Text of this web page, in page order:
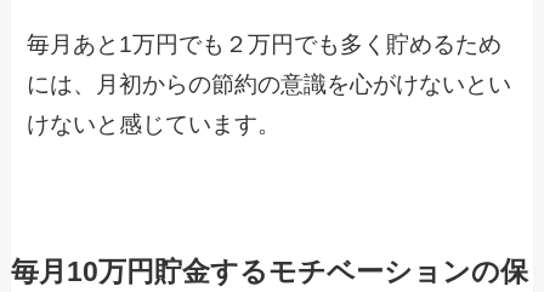
毎月あと1万円でも２万円でも多く貯めるため
には、月初からの節約の意識を心がけないとい
けないと感じています。
毎月10万円貯金するモチベーションの保